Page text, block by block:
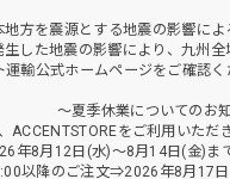
地方を震源とする地震の影響に
した地震の影響により、九州全
輸公式ホームページをご確認く
～夏季休業についてのお
ACCENTSTOREをご利用いただ
年8月12日(水)～8月14日(金)ま
以降のご注文⇒2026年8月17日(